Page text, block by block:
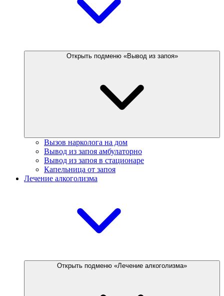
Открыть подменю «Вывод из запоя»
Вызов нарколога на дом
Вывод из запоя амбулаторно
Вывод из запоя в стационаре
Капельница от запоя
Лечение алкоголизма
Открыть подменю «Лечение алкоголизма»